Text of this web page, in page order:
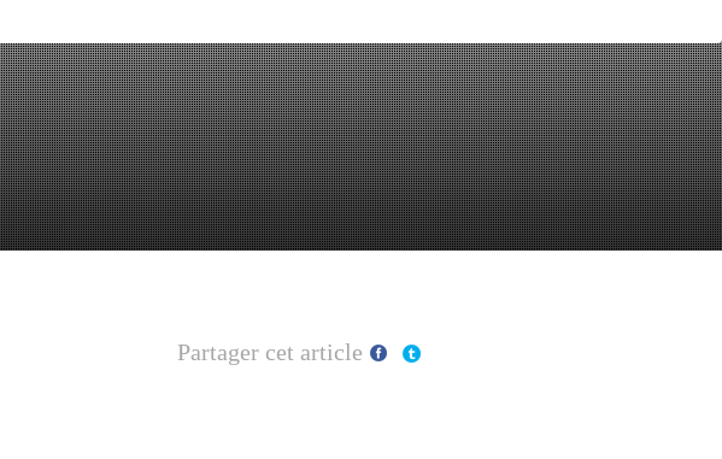
Partager cet article